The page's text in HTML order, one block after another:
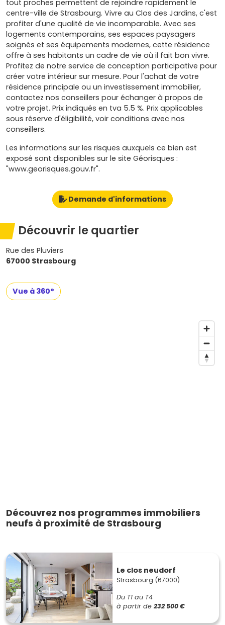
tout proches permettent de rejoindre rapidement le
centre-ville de Strasbourg. Vivre au Clos des Jardins, c'est
profiter d'une qualité de vie incomparable. Avec ses
logements contemporains, ses espaces paysagers
soignés et ses équipements modernes, cette résidence
offre à ses habitants un cadre de vie où il fait bon vivre.
Profitez de notre service de conception participative pour
créer votre intérieur sur mesure. Pour l'achat de votre
résidence principale ou un investissement immobilier,
contactez nos conseillers pour échanger à propos de
votre projet. Prix indiqués en tva 5.5 %. Prix applicables
sous réserve d'éligibilité, voir conditions avec nos
conseillers.
Les informations sur les risques auxquels ce bien est
exposé sont disponibles sur le site Géorisques :
"www.georisques.gouv.fr".
Demande d'informations
Découvrir le quartier
Rue des Pluviers
67000 Strasbourg
Vue à 360°
Découvrez nos programmes immobiliers
neufs à proximité de Strasbourg
Le clos neudorf
Strasbourg (67000)
Du T1 au T4
à partir de 232 500 €